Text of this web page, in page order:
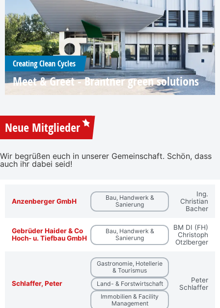
Creating Clean Cycles
Meet & Greet - Brantner green solutions
Neue Mitglieder
Wir begrüßen euch in unserer Gemeinschaft. Schön, dass
auch ihr dabei seid!
Anzenberger GmbH
Bau, Handwerk &
Sanierung
Ing.
Christian
Bacher
Gebrüder Haider & Co
Hoch- u. Tiefbau GmbH
Bau, Handwerk &
Sanierung
BM DI (FH)
Christoph
Otzlberger
Schlaffer, Peter
Gastronomie, Hotellerie
& Tourismus
Land- & Forstwirtschaft
Immobilien & Facility
Management
Peter
Schlaffer